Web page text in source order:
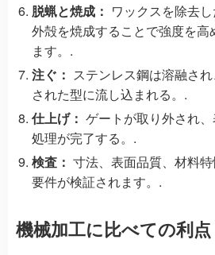
脱蝋と焼成： ワックスを除去
外殻を焼成することで強度を高
ます。.
注ぐ： ステンレス鋼は溶融さ
された型に流し込まれる。.
仕上げ： ゲートが取り外され
処理が完了する。.
検査： 寸法、表面品質、材料
要件が検証されます。.
機械加工に比べての利点